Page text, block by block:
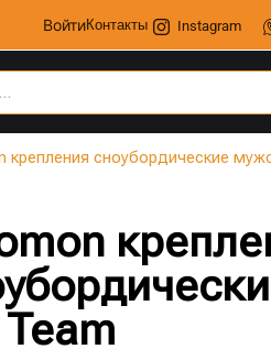
ВойтиКонтакты Instagram
крепления сноубордические